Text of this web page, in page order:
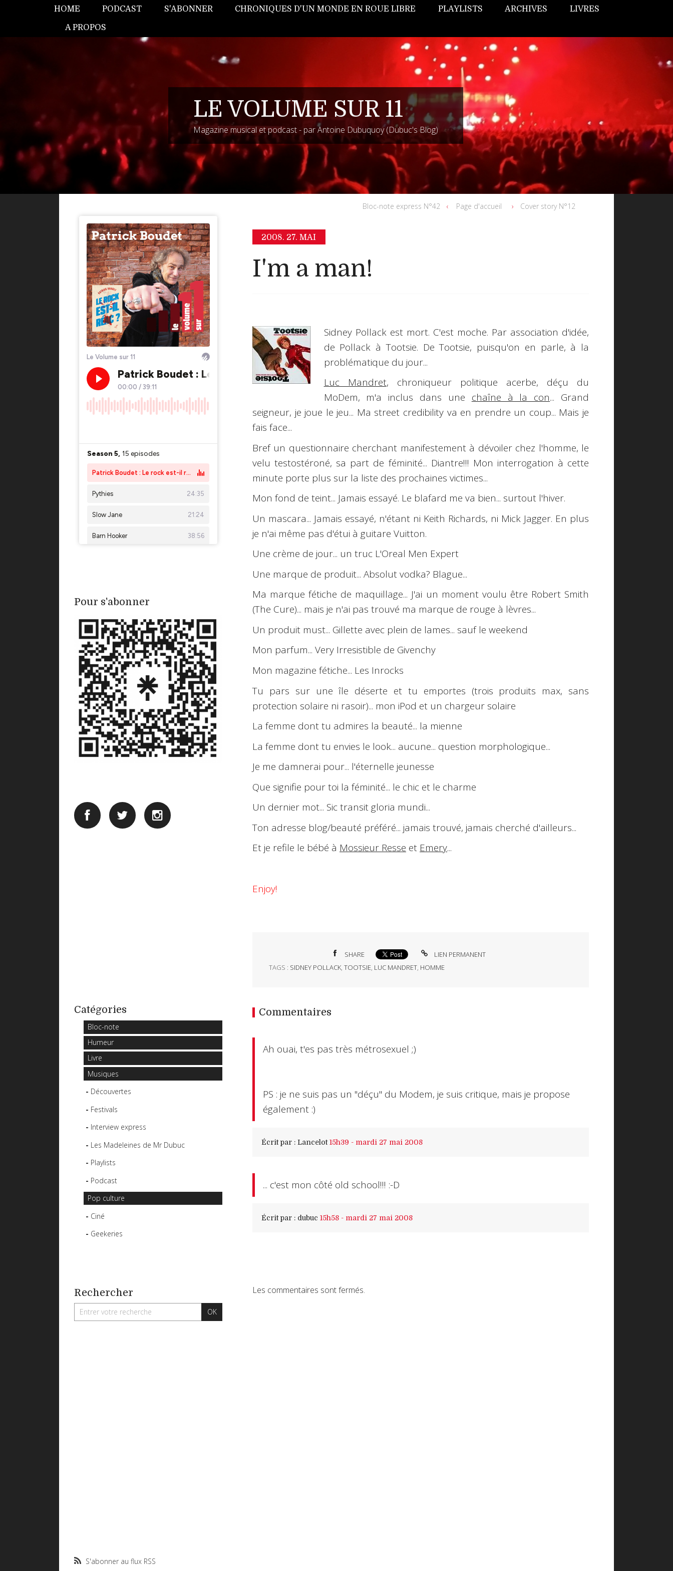
HOME PODCAST S'ABONNER CHRONIQUES D'UN MONDE EN ROUE LIBRE PLAYLISTS ARCHIVES LIVRES
A PROPOS
LE VOLUME SUR 11
Magazine musical et podcast - par Antoine Dubuquoy (Dubuc's Blog)
Pour s'abonner
Catégories
Bloc-note
Humeur
Livre
Musiques
Découvertes
Festivals
Interview express
Les Madeleines de Mr Dubuc
Playlists
Podcast
Pop culture
Ciné
Geekeries
Rechercher
S'abonner au flux RSS
Bloc-note express N°42 Page d'accueil Cover story N°12
2008. 27. MAI
I'm a man!
Sidney Pollack est mort. C'est moche. Par association d'idée,
de Pollack à Tootsie. De Tootsie, puisqu'on en parle, à la
problématique du jour...
Luc Mandret, chroniqueur politique acerbe, déçu du
MoDem, m'a inclus dans une chaîne à la con... Grand
seigneur, je joue le jeu... Ma street credibility va en prendre un coup... Mais je
fais face...
Bref un questionnaire cherchant manifestement à dévoiler chez l'homme, le
velu testostéroné, sa part de féminité... Diantre!!! Mon interrogation à cette
minute porte plus sur la liste des prochaines victimes...
Mon fond de teint... Jamais essayé. Le blafard me va bien... surtout l'hiver.
Un mascara... Jamais essayé, n'étant ni Keith Richards, ni Mick Jagger. En plus
je n'ai même pas d'étui à guitare Vuitton.
Une crème de jour... un truc L'Oreal Men Expert
Une marque de produit... Absolut vodka? Blague...
Ma marque fétiche de maquillage... J'ai un moment voulu être Robert Smith
(The Cure)... mais je n'ai pas trouvé ma marque de rouge à lèvres...
Un produit must... Gillette avec plein de lames... sauf le weekend
Mon parfum... Very Irresistible de Givenchy
Mon magazine fétiche... Les Inrocks
Tu pars sur une île déserte et tu emportes (trois produits max, sans
protection solaire ni rasoir)... mon iPod et un chargeur solaire
La femme dont tu admires la beauté... la mienne
La femme dont tu envies le look... aucune... question morphologique...
Je me damnerai pour... l'éternelle jeunesse
Que signifie pour toi la féminité... le chic et le charme
Un dernier mot... Sic transit gloria mundi...
Ton adresse blog/beauté préféré... jamais trouvé, jamais cherché d'ailleurs...
Et je refile le bébé à Mossieur Resse et Emery...
Enjoy!
SHARE
LIEN PERMANENT
TAGS : SIDNEY POLLACK, TOOTSIE, LUC MANDRET, HOMME
Commentaires
Ah ouai, t'es pas très métrosexuel ;)
PS : je ne suis pas un "déçu" du Modem, je suis critique, mais je propose
également :)
Écrit par : Lancelot 15h39 - mardi 27 mai 2008
... c'est mon côté old school!!! :-D
Écrit par : dubuc 15h58- mardi 27 mai 2008
Les commentaires sont fermés.